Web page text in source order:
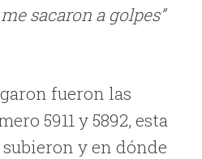
sacaron a golpes”
fueron las
5911 y 5892, esta
y en dónde